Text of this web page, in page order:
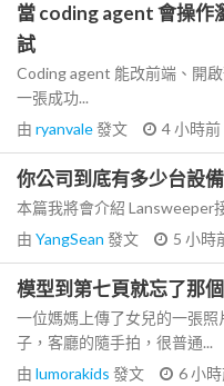
當 coding agent 會操作
試
Coding agent 能改前端、開
一張成功...
由 ryanvale發文 4 小時前
你公司到底有多少台設
本篇我將會介紹 Lansweeper
由 YangSean 發文 5 小時
模型到第七頁就忘了那
一位媽媽上傳了女兒的一張
子，客廳的隨手拍，很普通...
由 lumorakids 發文 6 小